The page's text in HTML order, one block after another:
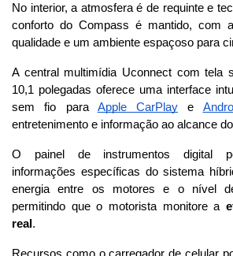
No interior, a atmosfera é de requinte e
conforto do Compass é mantido, com
qualidade e um ambiente espaçoso para
A central multimídia Uconnect com tela
10,1 polegadas oferece uma interface
sem fio para Apple CarPlay e
entretenimento e informação ao alcance
O painel de instrumentos digital
informações específicas do sistema
energia entre os motores e o nível
permitindo que o motorista monitore a
real .
Recursos como o carregador de celular